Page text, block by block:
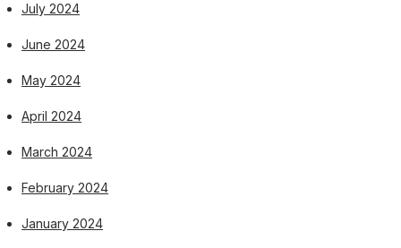
July 2024
June 2024
May 2024
April 2024
March 2024
February 2024
January 2024